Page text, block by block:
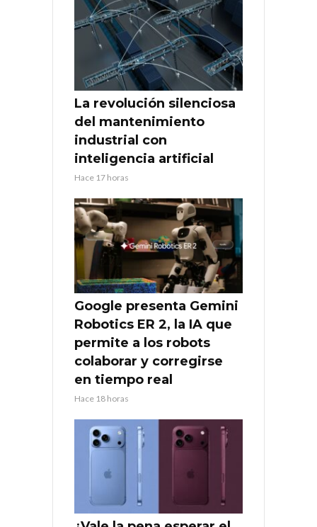
La revolución silenciosa
del mantenimiento
industrial con
inteligencia artificial
Hace 17 horas
Google presenta Gemini
Robotics ER 2, la IA que
permite a los robots
colaborar y corregirse
en tiempo real
Hace 18 horas